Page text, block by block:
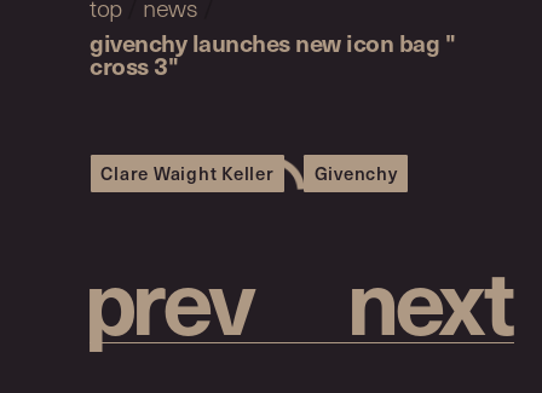
top/ news
givenchy launches new icon bag "
cross 3"
Clare Waight Keller Givenchy
prev next